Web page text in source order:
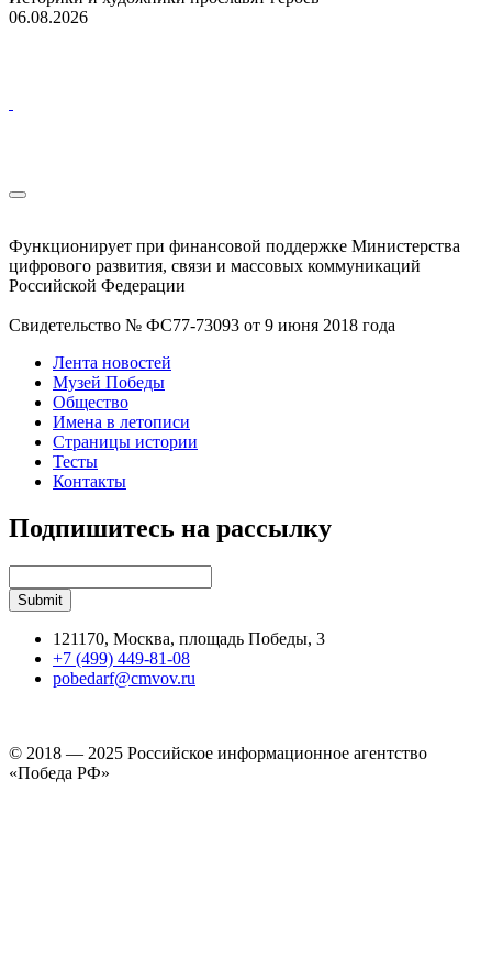
06.08.2026
Функционирует при финансовой поддержке Министерства
цифрового развития, связи и массовых коммуникаций
Российской Федерации
Свидетельство № ФС77-73093 от 9 июня 2018 года
Лента новостей
Музей Победы
Общество
Имена в летописи
Страницы истории
Тесты
Контакты
Подпишитесь на рассылку
121170, Москва, площадь Победы, 3
+7 (499) 449-81-08
pobedarf@cmvov.ru
© 2018 — 2025 Российское информационное агентство
«Победа РФ»